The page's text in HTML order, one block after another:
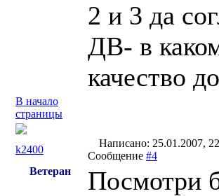
2 и 3 да
ДВ- в
качество
В начало
страницы
k2400
Написано: 25.01.2007,
Сообщение #4
Ветеран
Посмотри